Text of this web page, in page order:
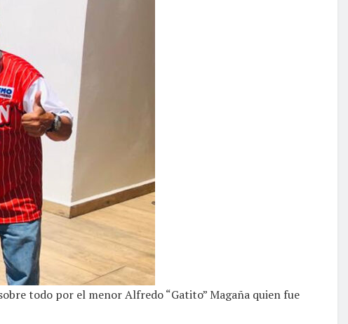
todo por el menor Alfredo “Gatito” Magaña quien fue